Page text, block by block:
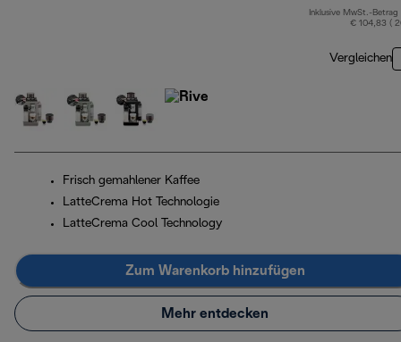
Inklusive MwSt.-Betrag
€ 104,83 (
Vergleichen
Frisch gemahlener Kaffee
LatteCrema Hot Technologie
LatteCrema Cool Technology
Zum Warenkorb hinzufügen
Mehr entdecken